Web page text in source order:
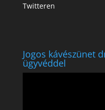
Twitteren
Jogos kávészünet
ügyvéddel